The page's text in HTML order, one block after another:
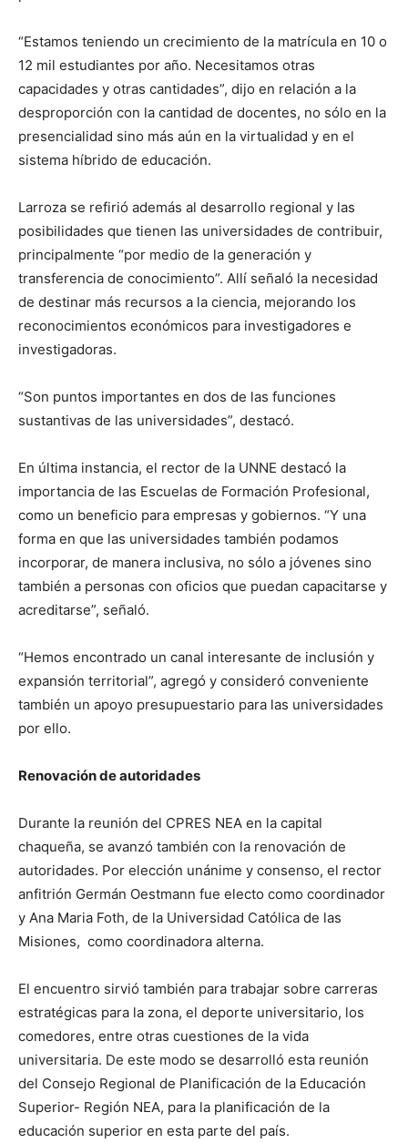
“Estamos teniendo un crecimiento de la matrícula en 10 o
12 mil estudiantes por año. Necesitamos otras
capacidades y otras cantidades”, dijo en relación a la
desproporción con la cantidad de docentes, no sólo en la
presencialidad sino más aún en la virtualidad y en el
sistema híbrido de educación.
Larroza se refirió además al desarrollo regional y las
posibilidades que tienen las universidades de contribuir,
principalmente “por medio de la generación y
transferencia de conocimiento”. Allí señaló la necesidad
de destinar más recursos a la ciencia, mejorando los
reconocimientos económicos para investigadores e
investigadoras.
“Son puntos importantes en dos de las funciones
sustantivas de las universidades”, destacó.
En última instancia, el rector de la UNNE destacó la
importancia de las Escuelas de Formación Profesional,
como un beneficio para empresas y gobiernos. “Y una
forma en que las universidades también podamos
incorporar, de manera inclusiva, no sólo a jóvenes sino
también a personas con oficios que puedan capacitarse y
acreditarse”, señaló.
“Hemos encontrado un canal interesante de inclusión y
expansión territorial”, agregó y consideró conveniente
también un apoyo presupuestario para las universidades
por ello.
Renovación de autoridades
Durante la reunión del CPRES NEA en la capital
chaqueña, se avanzó también con la renovación de
autoridades. Por elección unánime y consenso, el rector
anfitrión Germán Oestmann fue electo como coordinador
y Ana Maria Foth, de la Universidad Católica de las
Misiones, como coordinadora alterna.
El encuentro sirvió también para trabajar sobre carreras
estratégicas para la zona, el deporte universitario, los
comedores, entre otras cuestiones de la vida
universitaria. De este modo se desarrolló esta reunión
del Consejo Regional de Planificación de la Educación
Superior- Región NEA, para la planificación de la
educación superior en esta parte del país.